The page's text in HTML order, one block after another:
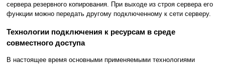
сервера резервного копирования. При выходе из строя сервера его
функции можно передать другому подключенному к сети серверу.
Технологии подключения к ресурсам в среде
совместного доступа
В настоящее время основными применяемыми технологиями